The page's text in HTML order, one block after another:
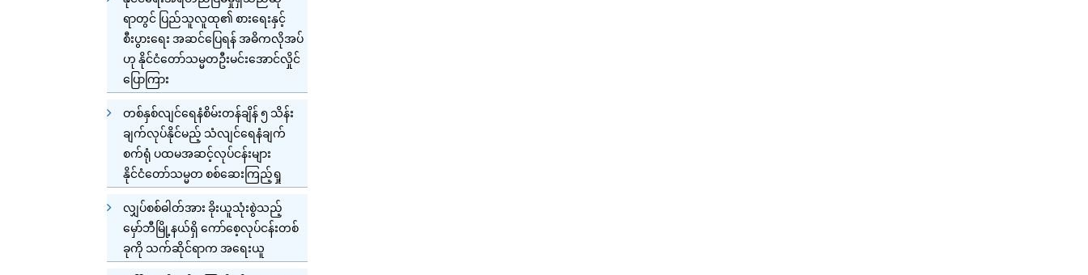
ရာတွင် ပြည်သူလူထု၏ စားရေးနှင့်
စီးပွားရေး အဆင်ပြေရန် အဓိကလိုအပ်
ဟု နိုင်ငံတော်သမ္မတဦးမင်းအောင်လှိုင်
ပြောကြား
တစ်နှစ်လျင်ရေနံစိမ်းတန်ချိန် ၅ သိန်း
ချက်လုပ်နိုင်မည့် သံလျင်ရေနံချက်
စက်ရုံ ပထမအဆင့်လုပ်ငန်းများ
နိုင်ငံတော်သမ္မတ စစ်ဆေးကြည့်ရှု
လျှပ်စစ်ဓါတ်အား ခိုးယူသုံးစွဲသည့်
မှော်ဘီမြို့နယ်ရှိ ကော်စေ့လုပ်ငန်းတစ်
ခုကို သက်ဆိုင်ရာက အရေးယူ